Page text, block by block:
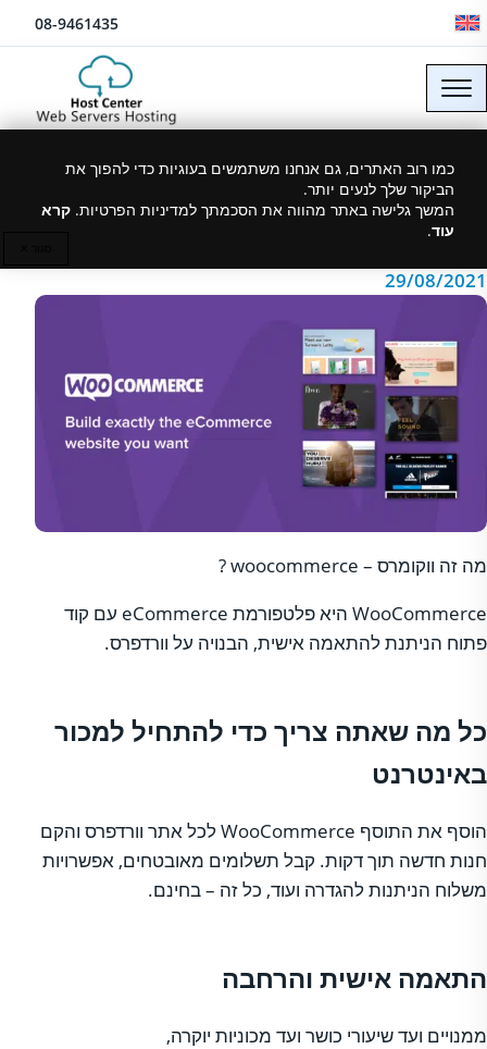
דלג לתוכן 08-9461435
כמו רוב האתרים, גם אנחנו משתמשים בעוגיות כדי להפוך את
הביקור שלך לנעים יותר.
המשך גלישה באתר מהווה את הסכמתך למדיניות הפרטיות. קרא
עוד.
מה זה ווקומרס –
woocommerce ?
29/08/2021
מה זה ווקומרס – woocommerce ?
WooCommerce היא פלטפורמת eCommerce עם קוד
פתוח הניתנת להתאמה אישית, הבנויה על וורדפרס.
כל מה שאתה צריך כדי להתחיל למכור
באינטרנט
הוסף את התוסף WooCommerce לכל אתר וורדפרס והקם
חנות חדשה תוך דקות. קבל תשלומים מאובטחים, אפשרויות
משלוח הניתנות להגדרה ועוד, כל זה – בחינם.
התאמה אישית והרחבה
ממנויים ועד שיעורי כושר ועד מכוניות יוקרה,